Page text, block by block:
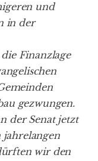
und
in der
Finanzlage
gezwungen.
der Senat jetzt
jahrelangen
wir den